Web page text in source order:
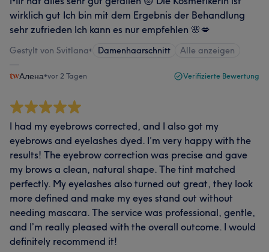
wirklich gut Ich bin mit dem Ergebnis der Behandlung
sehr zufrieden Ich kann es nur empfehlen 🌸💋
Gestylt von Svitlana• Damenhaarschnitt Alle anzeigen
Алена•vor 2 Tagen Verifizierte Bewertung
I had my eyebrows corrected, and I also got my
eyebrows and eyelashes dyed. I’m very happy with the
results! The eyebrow correction was precise and gave
my brows a clean, natural shape. The tint matched
perfectly. My eyelashes also turned out great, they look
more defined and make my eyes stand out without
needing mascara. The service was professional, gentle,
and I’m really pleased with the overall outcome. I would
definitely recommend it!